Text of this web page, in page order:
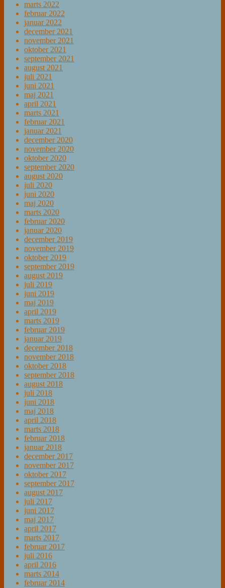
marts 2022
februar 2022
januar 2022
december 2021
november 2021
oktober 2021
september 2021
august 2021
juli 2021
juni 2021
maj 2021
april 2021
marts 2021
februar 2021
januar 2021
december 2020
november 2020
oktober 2020
september 2020
august 2020
juli 2020
juni 2020
maj 2020
marts 2020
februar 2020
januar 2020
december 2019
november 2019
oktober 2019
september 2019
august 2019
juli 2019
juni 2019
maj 2019
april 2019
marts 2019
februar 2019
januar 2019
december 2018
november 2018
oktober 2018
september 2018
august 2018
juli 2018
juni 2018
maj 2018
april 2018
marts 2018
februar 2018
januar 2018
december 2017
november 2017
oktober 2017
september 2017
august 2017
juli 2017
juni 2017
maj 2017
april 2017
marts 2017
februar 2017
juli 2016
april 2016
marts 2014
februar 2014